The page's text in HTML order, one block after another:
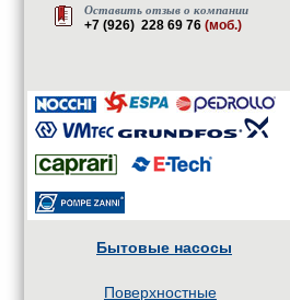
Оставить отзыв о компании
+7 (926) 228 69 76 (моб.)
Бытовые насосы
Поверхностные